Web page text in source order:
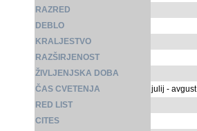
RAZRED
DEBLO
KRALJESTVO
RAZŠIRJENOST
ŽIVLJENJSKA DOBA
ČAS CVETENJA
julij - avgust
RED LIST
CITES